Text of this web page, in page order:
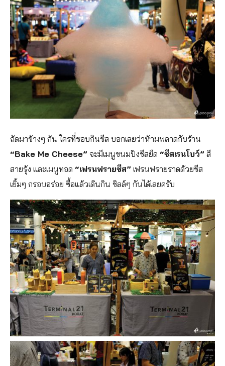
ถัดมาข้างๆ กัน ใครที่ชอบกินชีส บอกเลยว่าห้ามพลาดกับร้าน
“Bake Me Cheese” จะมีเมนูขนมปังชีสยืด “ชีสเรนโบว์” สี
สายรุ้ง และเมนูทอด “เฟรนฟรายชีส” เฟรนฟรายราดด้วยชีส
เยิ้มๆ กรอบอร่อย ซื้อแล้วเดินกิน ชิลล์ๆ กันได้เลยครับ